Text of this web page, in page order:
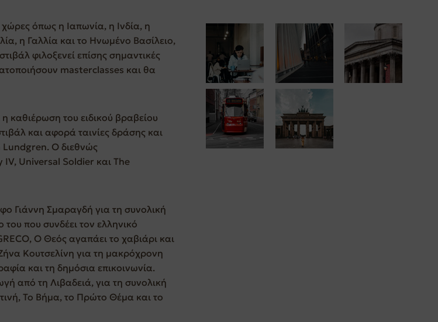
όπως η Ιαπωνία, η Ινδία, η
η Γαλλία και το Ηνωμένο Βασίλειο,
φιλοξενεί επίσης σημαντικές
masterclasses και θα
καθιέρωση του ειδικού βραβείου
και αφορά ταινίες δράσης και
Lundgren. Ο διεθνώς
IV, Universal Soldier και The
Γιάννη Σμαραγδή για τη συνολική
που συνδέει τον ελληνικό
Ο Θεός αγαπάει το χαβιάρι και
Κουτσελίνη για τη μακρόχρονη
και τη δημόσια επικοινωνία.
από τη Λιβαδειά, για τη συνολική
Το Βήμα, το Πρώτο Θέμα και το